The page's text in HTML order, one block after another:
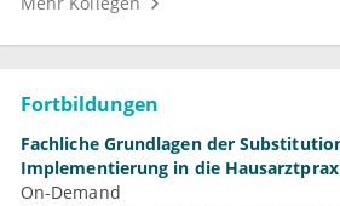
Fortbildungen
Fachliche Grundlagen der
Implementierung in die
On-Demand